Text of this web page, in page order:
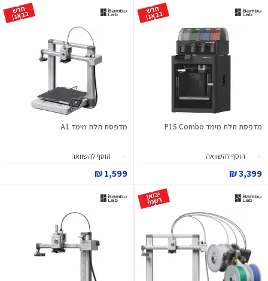
מדפסת תלת מימד P1S Combo
הוסף להשוואה
3,399 ₪
מדפסת תלת מימד A1
הוסף להשוואה
1,599 ₪